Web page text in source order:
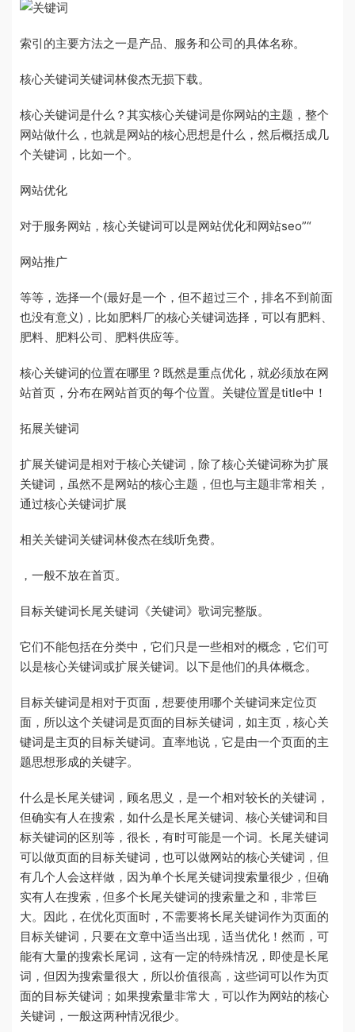
索引的主要方法之一是产品、服务和公司的具体名称。
核心关键词关键词林俊杰无损下载。
核心关键词是什么？其实核心关键词是你网站的主题，整个
网站做什么，也就是网站的核心思想是什么，然后概括成几
个关键词，比如一个。
网站优化
对于服务网站，核心关键词可以是网站优化和网站seo”“
网站推广
等等，选择一个(最好是一个，但不超过三个，排名不到前面
也没有意义)，比如肥料厂的核心关键词选择，可以有肥料、
肥料、肥料公司、肥料供应等。
核心关键词的位置在哪里？既然是重点优化，就必须放在网
站首页，分布在网站首页的每个位置。关键位置是title中！
拓展关键词
扩展关键词是相对于核心关键词，除了核心关键词称为扩展
关键词，虽然不是网站的核心主题，但也与主题非常相关，
通过核心关键词扩展
相关关键词关键词林俊杰在线听免费。
，一般不放在首页。
目标关键词长尾关键词《关键词》歌词完整版。
它们不能包括在分类中，它们只是一些相对的概念，它们可
以是核心关键词或扩展关键词。以下是他们的具体概念。
目标关键词是相对于页面，想要使用哪个关键词来定位页
面，所以这个关键词是页面的目标关键词，如主页，核心关
键词是主页的目标关键词。直率地说，它是由一个页面的主
题思想形成的关键字。
什么是长尾关键词，顾名思义，是一个相对较长的关键词，
但确实有人在搜索，如什么是长尾关键词、核心关键词和目
标关键词的区别等，很长，有时可能是一个词。长尾关键词
可以做页面的目标关键词，也可以做网站的核心关键词，但
有几个人会这样做，因为单个长尾关键词搜索量很少，但确
实有人在搜索，但多个长尾关键词的搜索量之和，非常巨
大。因此，在优化页面时，不需要将长尾关键词作为页面的
目标关键词，只要在文章中适当出现，适当优化！然而，可
能有大量的搜索长尾词，这有一定的特殊情况，即使是长尾
词，但因为搜索量很大，所以价值很高，这些词可以作为页
面的目标关键词；如果搜索量非常大，可以作为网站的核心
关键词，一般这两种情况很少。